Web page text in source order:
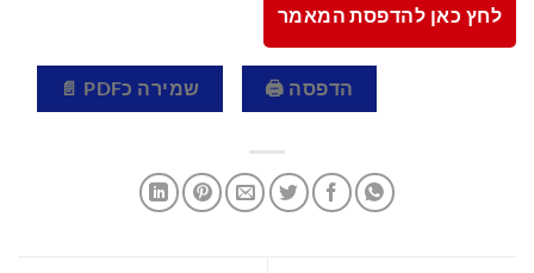
לחץ כאן להדפסת המאמר
הדפסה 🖨 שמירה כPDF 📄